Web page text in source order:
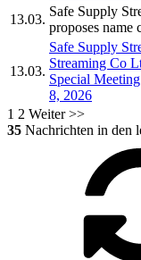
13.03.
Safe Supply
proposes name
13.03.
Safe Supply
Streaming Co
Special
8, 2026
1 2 Weiter >>
35 Nachrichten in den